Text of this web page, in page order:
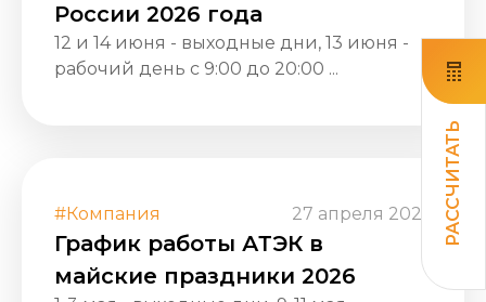
РАССЧИТАТЬ
России 2026 года
12 и 14 июня - выходные дни, 13 июня -
рабочий день с 9:00 до 20:00 ...
#Компания 27 апреля 2026
График работы АТЭК в
майские праздники 2026